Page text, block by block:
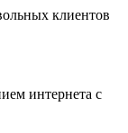
клиентов
интернета с